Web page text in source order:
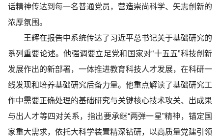
话精神传达到每一名普通党员，营造崇尚科学、矢志创新的
浓厚氛围。
王辉在报告中系统传达了习近平总书记关于基础研究的
系列重要论述。他强调要立足党和国家对“十五五”科技创新
发展作出的新部署，一体推进教育科技人才发展，在科研一
线发现和培养基础研究后备力量。他重点解读了基础研究工
作中需要正确处理的基础研究与关键核心技术攻关、出成果
与出人才等四对关系，指出要承继“两弹一星”精神，锚定国
家重大需求，依托大科学装置精深钻研，以高质量党建引领